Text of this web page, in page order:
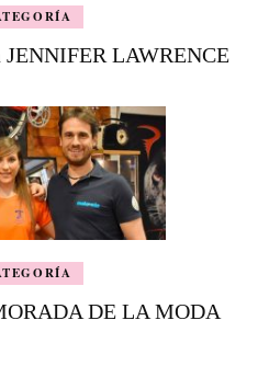
LAWRENCE
DE LA MODA